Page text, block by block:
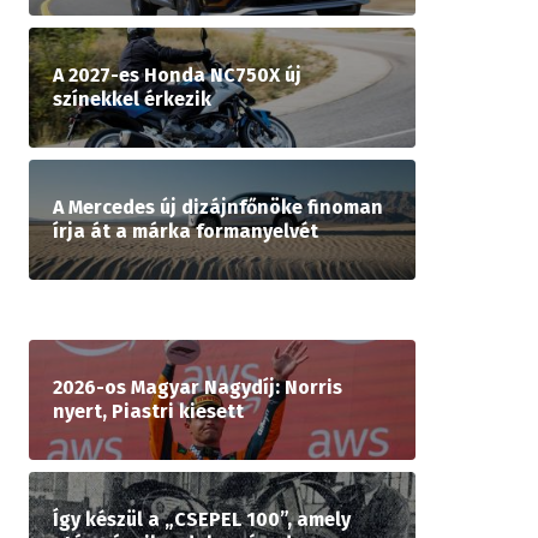
A 2027-es Honda NC750X új
színekkel érkezik
A Mercedes új dizájnfőnöke finoman
írja át a márka formanyelvét
2026-os Magyar Nagydíj: Norris
nyert, Piastri kiesett
Így készül a „CSEPEL 100”, amely